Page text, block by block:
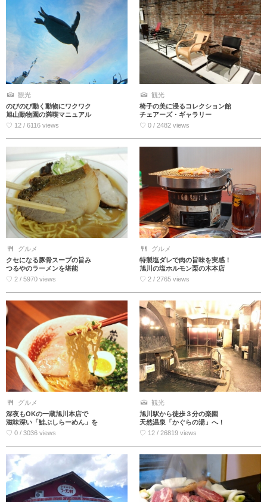
観光
のびのび動く動物にワクワク
旭山動物園の満喫マニュアル
♡ 12 / 6116 views
観光
椅子の美に浸るコレクション館
チェアーズ・ギャラリー
♡ 0 / 2482 views
グルメ
クセになる豚骨スープの旨み
つるやのラーメンを堪能
♡ 2 / 5970 views
グルメ
特製塩ダレで肉の旨味を実感！
旭川の塩ホルモン栗の木本店
♡ 2 / 2765 views
グルメ
深夜もOKの一蔵旭川本店で
滋味深い「鮭ぶしらーめん」を
♡ 0 / 3036 views
観光
旭川駅から徒歩３分の楽園
天然温泉「かぐらの湯」へ！
♡ 12 / 26819 views